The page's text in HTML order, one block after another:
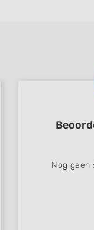
Nog geen